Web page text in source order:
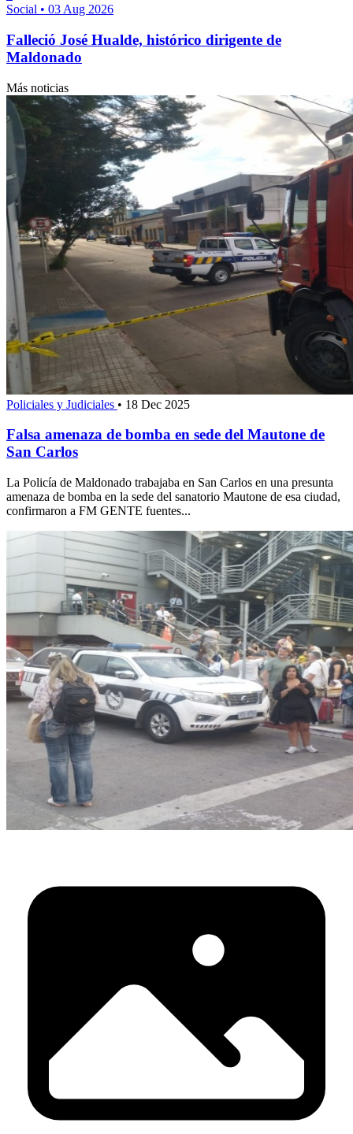
Social • 03 Aug 2026
Falleció José Hualde, histórico dirigente de
Maldonado
Más noticias
Policiales y Judiciales • 18 Dec 2025
Falsa amenaza de bomba en sede del Mautone de
San Carlos
La Policía de Maldonado trabajaba en San Carlos en una presunta
amenaza de bomba en la sede del sanatorio Mautone de esa ciudad,
confirmaron a FM GENTE fuentes...